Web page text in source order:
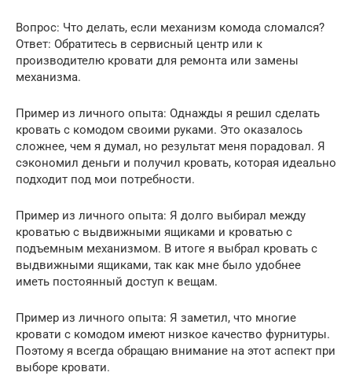
Вопрос: Что делать, если механизм комода сломался?
Ответ: Обратитесь в сервисный центр или к
производителю кровати для ремонта или замены
механизма.
Пример из личного опыта: Однажды я решил сделать
кровать с комодом своими руками. Это оказалось
сложнее, чем я думал, но результат меня порадовал. Я
сэкономил деньги и получил кровать, которая идеально
подходит под мои потребности.
Пример из личного опыта: Я долго выбирал между
кроватью с выдвижными ящиками и кроватью с
подъемным механизмом. В итоге я выбрал кровать с
выдвижными ящиками, так как мне было удобнее
иметь постоянный доступ к вещам.
Пример из личного опыта: Я заметил, что многие
кровати с комодом имеют низкое качество фурнитуры.
Поэтому я всегда обращаю внимание на этот аспект при
выборе кровати.